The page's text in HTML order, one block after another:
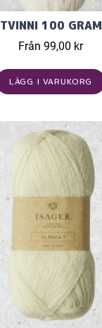
TVINNI 100 GRAM
Från 99,00 kr
LÄGG I VARUKORG